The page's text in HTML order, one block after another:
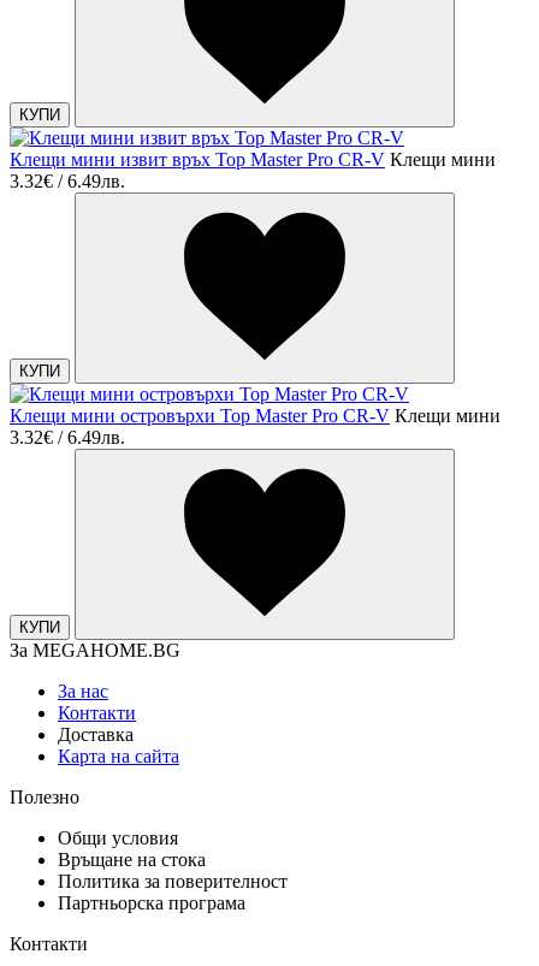
КУПИ
Клещи мини извит връх Top Master Pro CR-V Клещи мини
3.32€ / 6.49лв.
КУПИ
Клещи мини островърхи Top Master Pro CR-V Клещи мини
3.32€ / 6.49лв.
КУПИ
За MEGAHOME.BG
За нас
Контакти
Доставка
Карта на сайта
Полезно
Общи условия
Връщане на стока
Политика за поверителност
Партньорска програма
Контакти